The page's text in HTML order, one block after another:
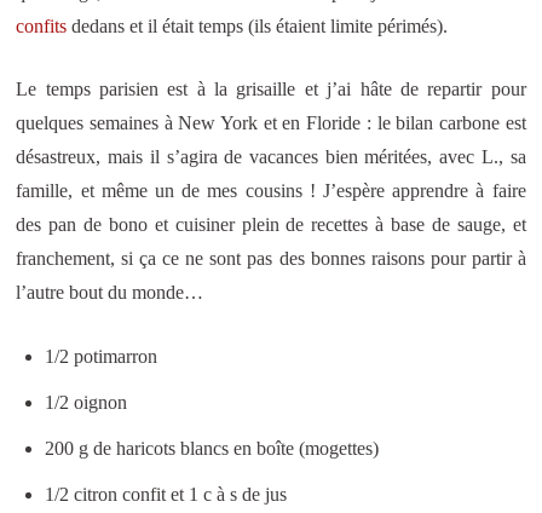
confits dedans et il était temps (ils étaient limite périmés).
Le temps parisien est à la grisaille et j’ai hâte de repartir pour
quelques semaines à New York et en Floride : le bilan carbone est
désastreux, mais il s’agira de vacances bien méritées, avec L., sa
famille, et même un de mes cousins ! J’espère apprendre à faire
des pan de bono et cuisiner plein de recettes à base de sauge, et
franchement, si ça ce ne sont pas des bonnes raisons pour partir à
l’autre bout du monde…
1/2 potimarron
1/2 oignon
200 g de haricots blancs en boîte (mogettes)
1/2 citron confit et 1 c à s de jus